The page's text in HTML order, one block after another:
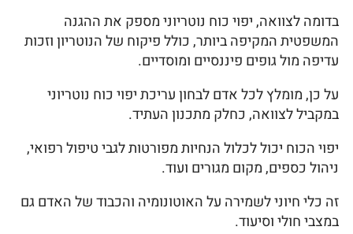
בדומה לצוואה, יפוי כוח נוטריוני מספק את ההגנה
המשפטית המקיפה ביותר, כולל פיקוח של הנוטריון וזכות
עדיפה מול גופים פיננסיים ומוסדיים.
על כן, מומלץ לכל אדם לבחון עריכת יפוי כוח נוטריוני
במקביל לצוואה, כחלק מתכנון העתיד.
יפוי הכוח יכול לכלול הנחיות מפורטות לגבי טיפול רפואי,
ניהול כספים, מקום מגורים ועוד.
זה כלי חיוני לשמירה על האוטונומיה והכבוד של האדם גם
במצבי חולי וסיעוד.